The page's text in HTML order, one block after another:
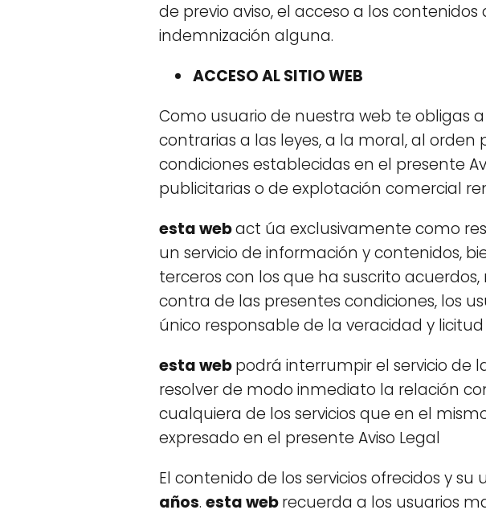
de previo aviso, el acceso a los
indemnización alguna.
ACCESO AL SITIO WEB
Como usuario de nuestra web te obligas
contrarias a las leyes, a la moral, al
condiciones establecidas en el presente
publicitarias o de explotación comercial
esta webact úa exclusivamente como
un servicio de información y contenidos,
terceros con los que ha suscrito
contra de las presentes condiciones, los
único responsable de la veracidad y
esta webpodrá interrumpir el servicio de
resolver de modo inmediato la relación
cualquiera de los servicios que en el
expresado en el presente Aviso Legal
El contenido de los servicios ofrecidos y su
años. esta webrecuerda a los usuarios